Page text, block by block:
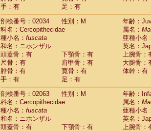
手：有
足：有
剖検番号：02034
性別：M
年齢：
科名：Cercopithecidae
属名：
種小名： fuscata
亜種小名
和名：ニホンザル
英名：
頭蓋骨：有
下顎骨：有
上腕骨：
尺骨：有
肩甲骨：有
大腿骨：
腓骨：有
寛骨：有
体幹：有
手：有
足：有
剖検番号：02063
性別：M
年齢：
科名：Cercopithecidae
属名：
種小名： fuscata
亜種小名
和名：ニホンザル
英名：
頭蓋骨：有
下顎骨：有
上腕骨：